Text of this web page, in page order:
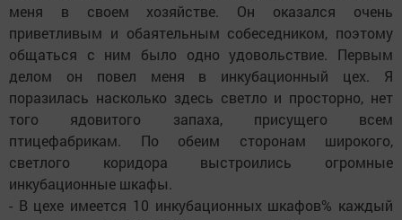
меня в своем хозяйстве. Он оказался очень
приветливым и обаятельным собеседником, поэтому
общаться с ним было одно удовольствие. Первым
делом он повел меня в инкубационный цех. Я
поразилась насколько здесь светло и просторно, нет
того ядовитого запаха, присущего всем
птицефабрикам. По обеим сторонам широкого,
светлого коридора выстроились огромные
инкубационные шкафы.
- В цехе имеется 10 инкубационных шкафов% каждый